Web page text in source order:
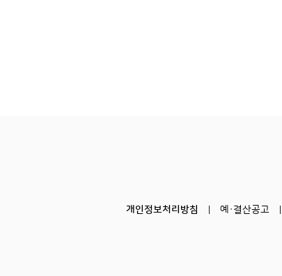
개인정보처리방침 예·결산공고